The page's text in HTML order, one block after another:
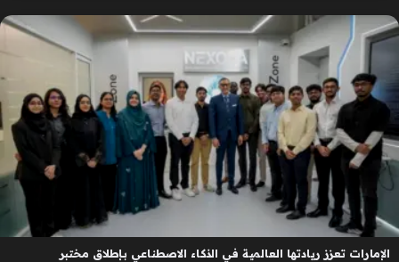
الإمارات تعزز ريادتها العالمية في الذكاء الاصطناعي بإطلاق مختبر